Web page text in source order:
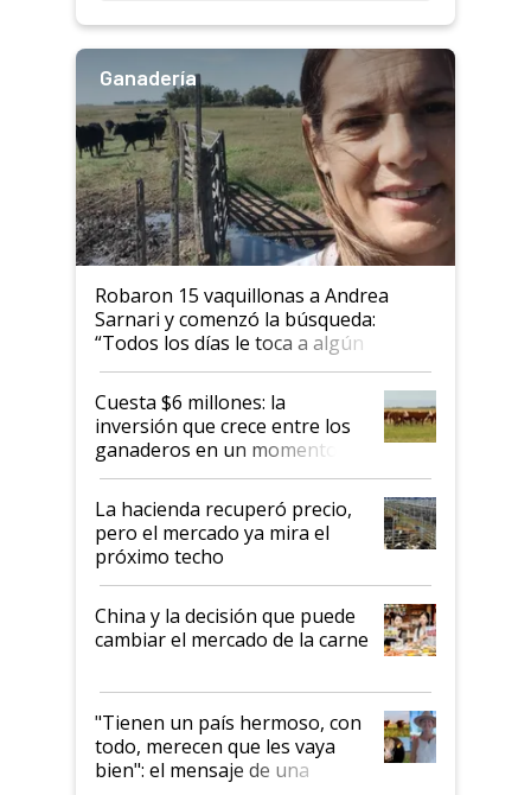
Ganadería
Robaron 15 vaquillonas a Andrea
Sarnari y comenzó la búsqueda:
“Todos los días le toca a algún
productor”
Cuesta $6 millones: la
inversión que crece entre los
ganaderos en un momento
histórico para la actividad
La hacienda recuperó precio,
pero el mercado ya mira el
próximo techo
China y la decisión que puede
cambiar el mercado de la carne
"Tienen un país hermoso, con
todo, merecen que les vaya
bien": el mensaje de una